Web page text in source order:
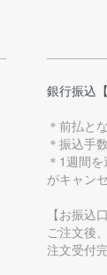
銀行振込
＊前払と
＊振込手
＊1週間
がキャン
【お振込
ご注文後
注文受付